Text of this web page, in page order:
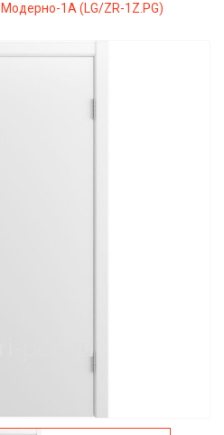
1А (LG/ZR-1Z.PG)